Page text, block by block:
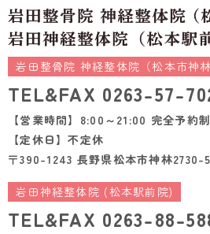
岩田整骨院 神経整体院（松本市神林
TEL&FAX 0263-57-
【営業時間】8:00～21:00 完全予約制
【定休日】不定休
〒390-1243 長野県松本市神林2730-5
岩田神経整体院 (松本駅前院)
TEL&FAX 0263-88-